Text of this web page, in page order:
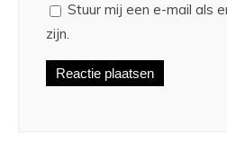
Stuur mij een e-mail als
zijn.